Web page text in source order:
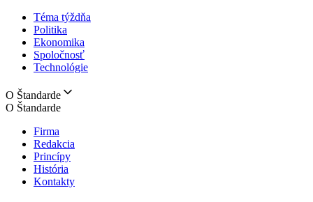
Téma týždňa
Politika
Ekonomika
Spoločnosť
Technológie
O Štandarde
O Štandarde
Firma
Redakcia
Princípy
História
Kontakty